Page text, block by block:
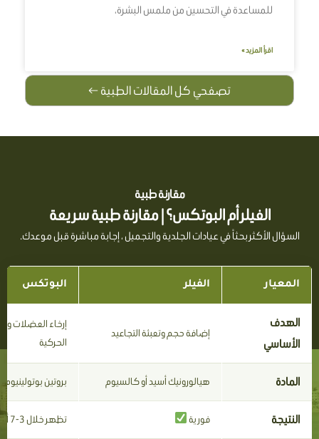
للمساعدة في التحسين من ملمس البشرة،
اقرأ المزيد »
تصفحي كل المقالات الطبية ←
مقارنة طبية
الفيلر أم البوتكس؟ | مقارنة طبية سريعة
السؤال الأكثر بحثاً في عيادات الجلدية والتجميل ، إجابة مباشرة قبل موعدك.
المعيار الفيلر البوتكس
الهدف
الأساسي
إضافة حجم وتعبئة التجاعيد
إرخاء العضلات
الحركية
المادة هيالورونيك أسيد أو كالسيوم بروتين بوتولينيوم
النتيجة فورية تظهر خلال 3-7 أيام